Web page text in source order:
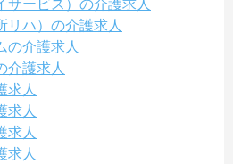
サービス）の介護求人
リハ）の介護求人
の介護求人
介護求人
求人
求人
求人
求人